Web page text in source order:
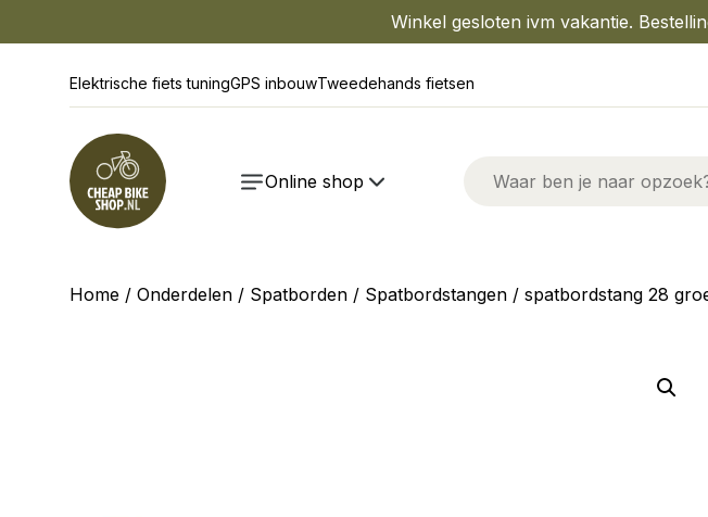
Winkel gesloten ivm vakantie.
Elektrische fiets tuningGPS inbouwTweedehands fietsen
Online shop
Home / Onderdelen / Spatborden / Spatbordstangen / spatbordstang 28